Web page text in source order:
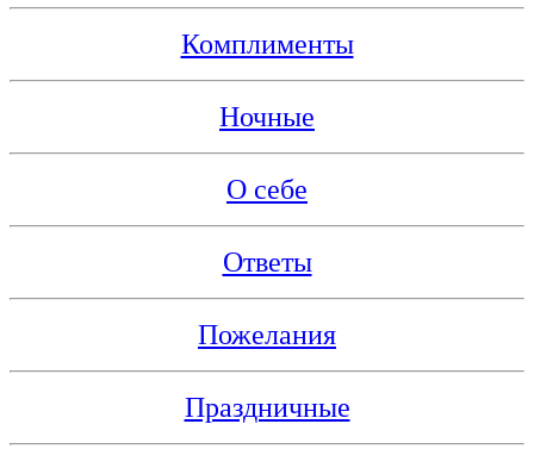
Комплименты
Ночные
О себе
Ответы
Пожелания
Праздничные